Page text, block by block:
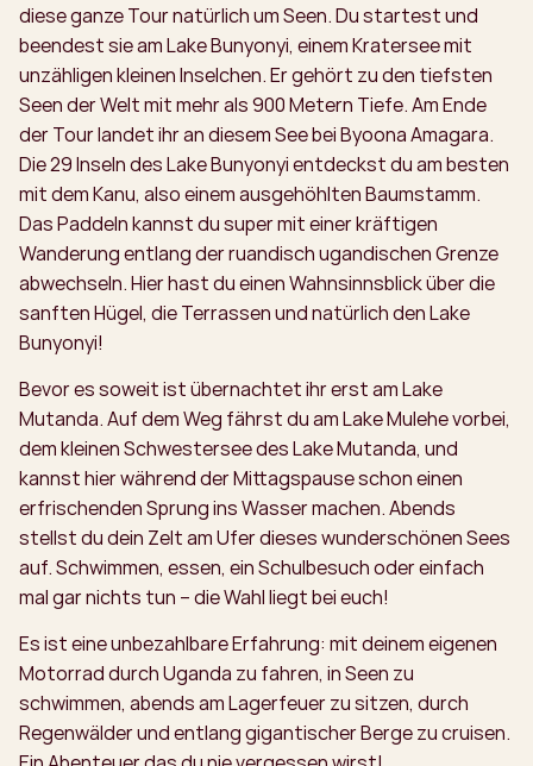
diese ganze Tour natürlich um Seen. Du startest und
beendest sie am Lake Bunyonyi, einem Kratersee mit
unzähligen kleinen Inselchen. Er gehört zu den tiefsten
Seen der Welt mit mehr als 900 Metern Tiefe. Am Ende
der Tour landet ihr an diesem See bei Byoona Amagara.
Die 29 Inseln des Lake Bunyonyi entdeckst du am besten
mit dem Kanu, also einem ausgehöhlten Baumstamm.
Das Paddeln kannst du super mit einer kräftigen
Wanderung entlang der ruandisch ugandischen Grenze
abwechseln. Hier hast du einen Wahnsinnsblick über die
sanften Hügel, die Terrassen und natürlich den Lake
Bunyonyi!
Bevor es soweit ist übernachtet ihr erst am Lake
Mutanda. Auf dem Weg fährst du am Lake Mulehe vorbei,
dem kleinen Schwestersee des Lake Mutanda, und
kannst hier während der Mittagspause schon einen
erfrischenden Sprung ins Wasser machen. Abends
stellst du dein Zelt am Ufer dieses wunderschönen Sees
auf. Schwimmen, essen, ein Schulbesuch oder einfach
mal gar nichts tun – die Wahl liegt bei euch!
Es ist eine unbezahlbare Erfahrung: mit deinem eigenen
Motorrad durch Uganda zu fahren, in Seen zu
schwimmen, abends am Lagerfeuer zu sitzen, durch
Regenwälder und entlang gigantischer Berge zu cruisen.